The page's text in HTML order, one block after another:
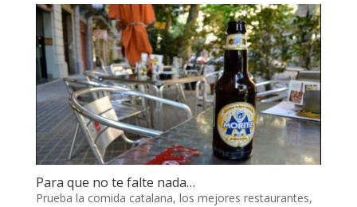
Para que no te falte nada…
Prueba la comida catalana, los mejores restaurantes,